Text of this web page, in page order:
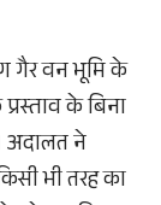
गैर वन भूमि के
के बिना
अदालत ने
भी तरह का